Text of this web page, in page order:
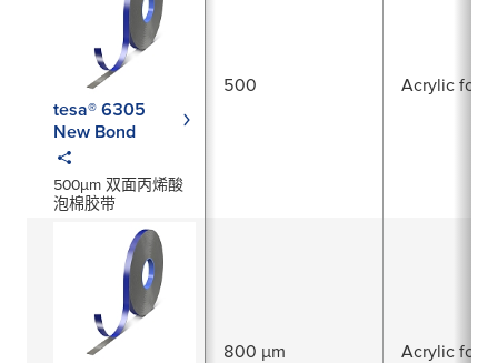
tesa® 6305
New Bond
500µm 双面丙烯酸
泡棉胶带
500 Acrylic foam
800 µm Acrylic foam